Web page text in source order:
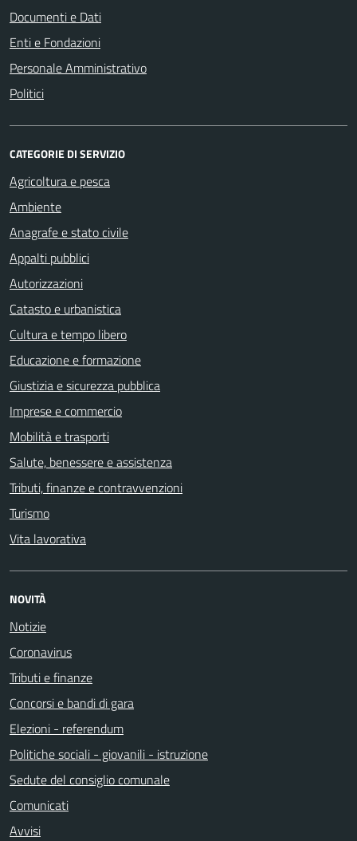
Documenti e Dati
Enti e Fondazioni
Personale Amministrativo
Politici
CATEGORIE DI SERVIZIO
Agricoltura e pesca
Ambiente
Anagrafe e stato civile
Appalti pubblici
Autorizzazioni
Catasto e urbanistica
Cultura e tempo libero
Educazione e formazione
Giustizia e sicurezza pubblica
Imprese e commercio
Mobilità e trasporti
Salute, benessere e assistenza
Tributi, finanze e contravvenzioni
Turismo
Vita lavorativa
NOVITÀ
Notizie
Coronavirus
Tributi e finanze
Concorsi e bandi di gara
Elezioni - referendum
Politiche sociali - giovanili - istruzione
Sedute del consiglio comunale
Comunicati
Avvisi